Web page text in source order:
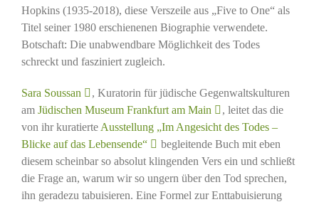
Hopkins (1935-2018), diese Verszeile aus „Five to One“ als
Titel seiner 1980 erschienenen Biographie verwendete.
Botschaft: Die unabwendbare Möglichkeit des Todes
schreckt und fasziniert zugleich.
Sara Soussan
, Kuratorin für jüdische Gegenwaltskulturen
am Jüdischen Museum Frankfurt am Main
, leitet das die
von ihr kuratierte Ausstellung „Im Angesicht des Todes –
Blicke auf das Lebensende“
begleitende Buch mit eben
diesem scheinbar so absolut klingenden Vers ein und schließt
die Frage an, warum wir so ungern über den Tod sprechen,
ihn geradezu tabuisieren. Eine Formel zur Enttabuisierung